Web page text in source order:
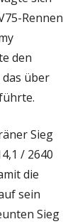
Rennen
den
über
Sieg
/ 2640
die
sein
Sieg